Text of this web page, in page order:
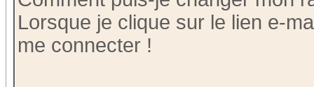
Lorsque je clique sur le lien e-
me connecter !